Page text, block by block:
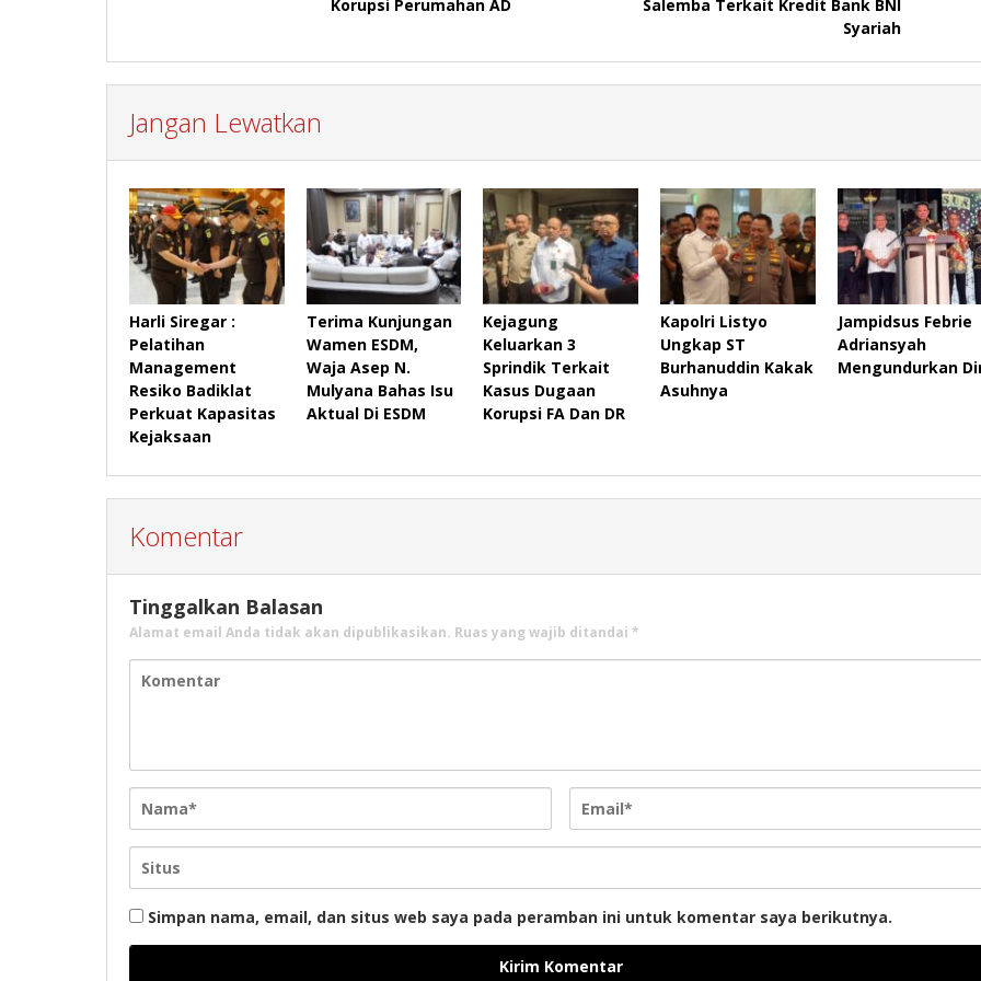
Korupsi Perumahan AD
Salemba Terkait Kredit Bank BNI
Syariah
Jangan Lewatkan
Harli Siregar :
Pelatihan
Management
Resiko Badiklat
Perkuat Kapasitas
Kejaksaan
Terima Kunjungan
Wamen ESDM,
Waja Asep N.
Mulyana Bahas Isu
Aktual Di ESDM
Kejagung
Keluarkan 3
Sprindik Terkait
Kasus Dugaan
Korupsi FA Dan DR
Kapolri Listyo
Ungkap ST
Burhanuddin Kakak
Asuhnya
Jampidsus Febrie
Adriansyah
Mengundurkan
Komentar
Tinggalkan Balasan
Alamat email Anda tidak akan dipublikasikan. Ruas yang wajib ditandai *
Simpan nama, email, dan situs web saya pada peramban ini untuk komentar saya berikutnya.